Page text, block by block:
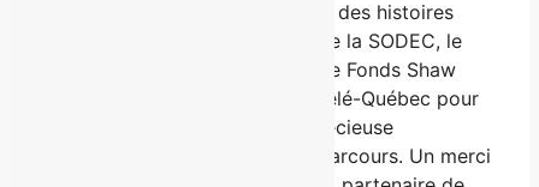
création jeunesse et au pouvoir des histoires
remercie la SODEC, le
Fonds des médias du Canada, le Fonds Shaw
Rocket, la Ville de Québec et Télé-Québec pour
leur soutien financier et leur précieuse
collaboration tout au long du parcours. Un merci